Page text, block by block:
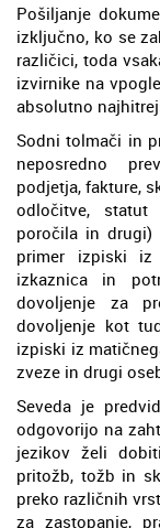
Pošiljanje
izključno, ko se
različici, toda
izvirnike na
absolutno
Sodni tolmači in
neposredno
podjetja, fakture,
odločitve,
poročila in
primer izpiski iz
izkaznica in
dovoljenje za
dovoljenje kot
izpiski iz
zveze in drugi
Seveda je
odgovorijo na
jezikov želi
pritožb, tožb in
preko različnih
za zastopanje,